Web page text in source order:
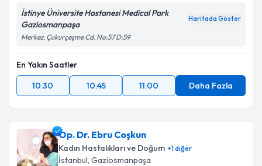
Kişisel verilerimin işlenmesine ilişkin
Metni'ni okudum ve kişisel verilerimin belirtilen
kapsamda işlenmesini kabul ediyorum.
İstinye Üniversite Hastanesi Medical Park
Gaziosmanpaşa
Haritada Göster
Merkez, Çukurçeşme Cd. No:57 D:59
En Yakın Saatler
10:30
10:45 11:00 Daha Fazla
Op. Dr. Ebru Coşkun
Kadın Hastalıkları ve Doğum +1diğer
İstanbul, Gaziosmanpaşa